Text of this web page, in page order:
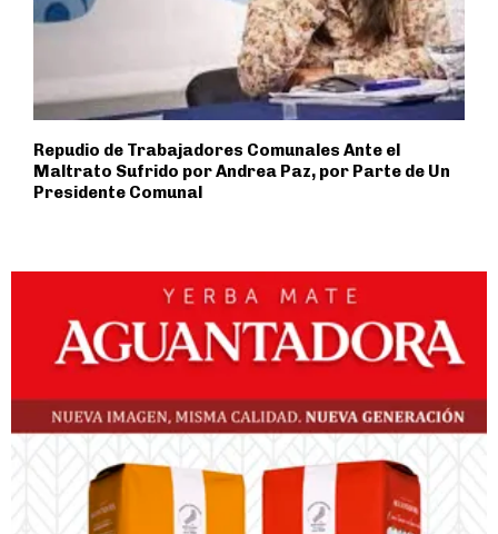
Repudio de Trabajadores Comunales Ante el
Maltrato Sufrido por Andrea Paz, por Parte de Un
Presidente Comunal